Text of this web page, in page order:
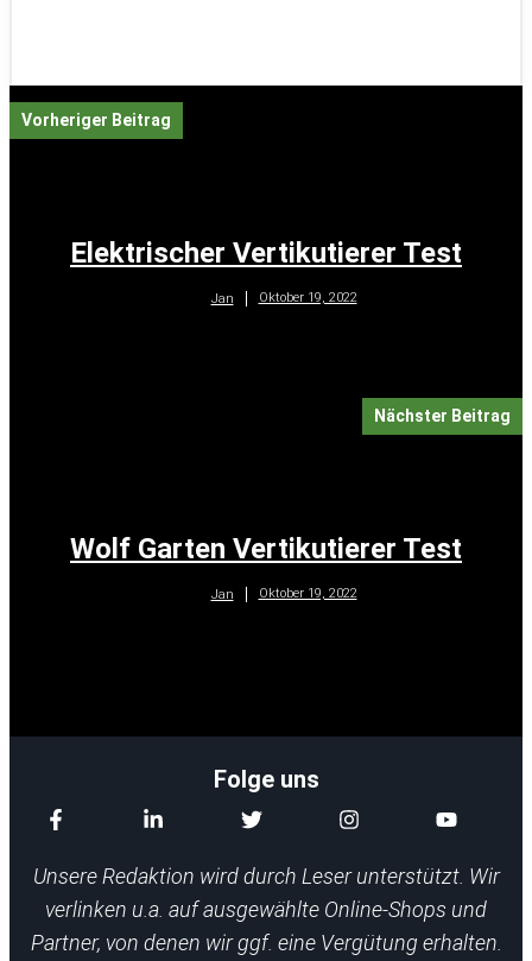
Vorheriger Beitrag
Elektrischer Vertikutierer Test
Jan Oktober 19, 2022
Nächster Beitrag
Wolf Garten Vertikutierer Test
Jan Oktober 19, 2022
Folge uns
Unsere Redaktion wird durch Leser unterstützt. Wir
verlinken u.a. auf ausgewählte Online-Shops und
Partner, von denen wir ggf. eine Vergütung erhalten.